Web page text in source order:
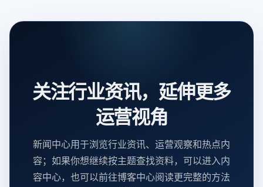
关注行业资讯，延伸更多
运营视角
新闻中心用于浏览行业资讯、运营观察和热点内
容；如果你想继续按主题查找资料，可以进入内
容中心，也可以前往博客中心阅读更完整的方法